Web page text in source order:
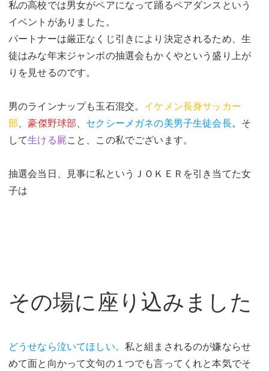
私の高校では男女がペアになって踊るペアダンスという
イベントがありました。
パートナーは厳正なくじ引きにより決定されるため、生
徒はみな年末ジャンボの抽選会もかくやという盛り上が
りを見せるのです。
男のラインナップも玉石混交。 イケメン長身サッカー
部、豪傑野球部、 セクシーメガネの美男子生徒会長。そ
して生ける屍こと、この私でございます。
抽選会当日、見事に私というＪＯＫＥＲを引き当てた女
子は
その場に座り込みました
どうせなら泣いてほしい。 私と組まされるのが嫌ならせ
めて面と向かって文句の１つでも言ってくれと本気でそ